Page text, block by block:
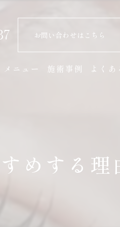
お問い合わせはこちら
メニュー 施術事例 よくあ
めする理